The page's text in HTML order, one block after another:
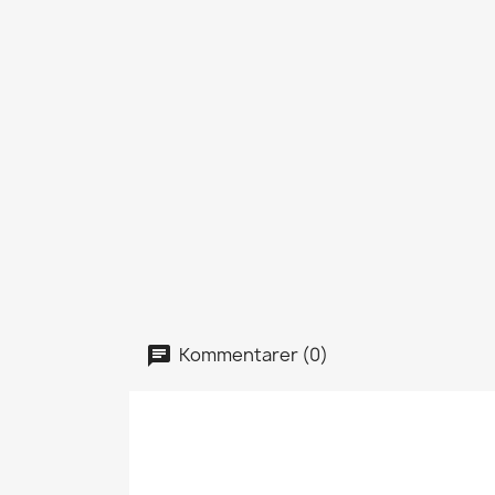
Kommentarer (0)